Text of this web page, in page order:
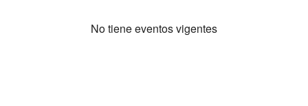
No tiene eventos vigentes